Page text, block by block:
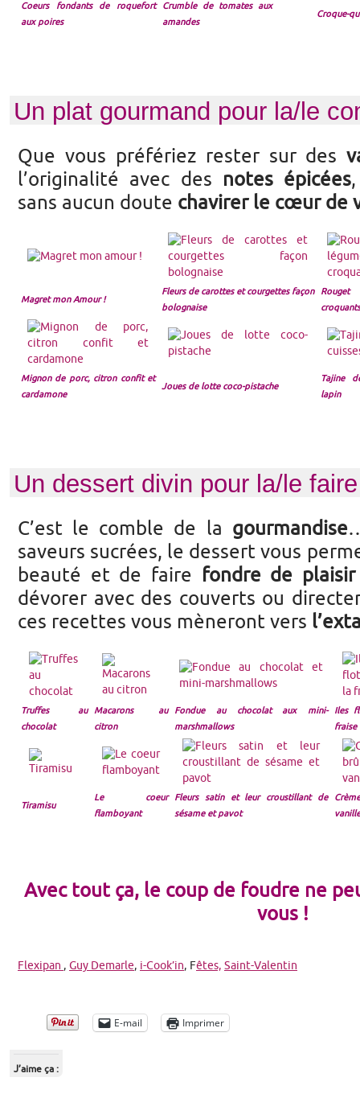
Coeurs fondants de roquefort
aux poires
Crumble de tomates aux
amandes
Croque-
Un plat gourmand pour la/le
Que vous préfériez rester sur des
l’originalité avec des notes épicées
sans aucun doute chavirer le cœur de
Magret mon Amour !
Fleurs de carottes et courgettes façon
bolognaise
Rouget
Mignon de porc, citron confit et
cardamone
Joues de lotte coco-pistache
Tajine
lapin
Un dessert divin pour la/le
C’est le comble de la gourmandise
saveurs sucrées, le dessert vous
beauté et de faire fondre de
dévorer avec des couverts ou
ces recettes vous mèneront vers
Truffes au
chocolat
Macarons au
citron
Fondue au chocolat aux mini-
marshmallows
Iles
fraise
Tiramisu
Le coeur
flamboyant
Fleurs satin et leur croustillant de
sésame et pavot
vanille
Avec tout ça, le coup de foudre ne
vous !
Flexipan , Guy Demarle, i-Cook’in, Fêtes, Saint-Valentin
E-mail Imprimer
J’aime ça :